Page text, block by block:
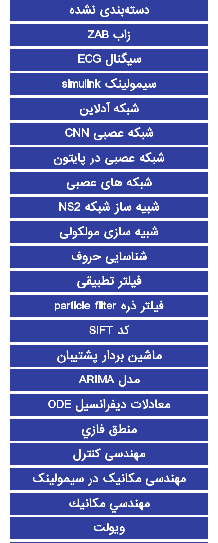
دسته‌بندی نشده
زاب ZAB
سیگنال ECG
سیمولینک simulink
شبکه آدلاین
شبکه عصبی CNN
شبکه عصبی در پایتون
شبکه های عصبی
شبیه ساز شبکه NS2
شبیه سازی مولکولی
شناسایی حروف
فیلتر تطبیقی
فیلتر ذره particle filter
کد SIFT
ماشین بردار پشتیبان
مدل ARIMA
معادلات دیفرانسیل ODE
منطق فازي
مهندسی کنترل
مهندسی مکانیک در سیمولینک
مهندسي مكانيك
ویولت